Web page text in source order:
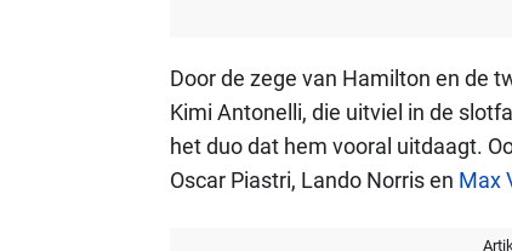
Door de zege van Hamilton en de
Kimi Antonelli, die uitviel in de
het duo dat hem vooral uitdaagt.
Oscar Piastri, Lando Norris en Max